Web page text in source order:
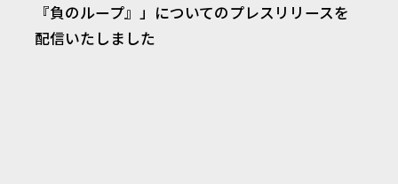
『負のループ』」についてのプレスリリースを
配信いたしました